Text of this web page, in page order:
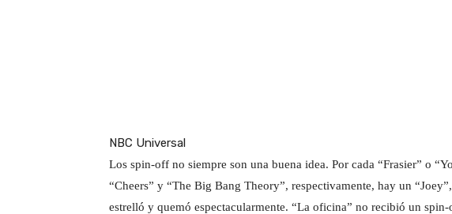
NBC Universal
Los spin-off no siempre son una buena idea. Por cada “Frasier” o
“Cheers” y “The Big Bang Theory”, respectivamente, hay un
estrelló y quemó espectacularmente. “La oficina” no recibió un